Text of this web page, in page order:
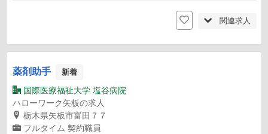
関連求人
薬剤助手 新着
国際医療福祉大学 塩谷病院
ハローワーク矢板の求人
栃木県矢板市富田７７
フルタイム 契約職員